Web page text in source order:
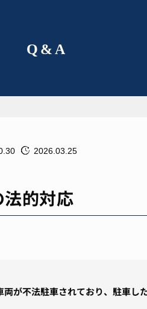
Q&A
2026.03.25
的対応
両が不法駐車されており、駐車